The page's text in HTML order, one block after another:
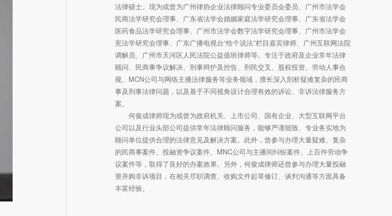
法律硕士。现为或曾为广州律协企业法律顾问专业委员会委员、广州市法学会
民商法学研究会理事、广东省法学会婚姻家庭法学研究会理事、广东省法学会
医药食品法学研究会理事、广州市法学会数字法学研究会理事、广州市法学会
宪法学研究会理事、广东广播电视台“给个说法”栏目嘉宾律师、广州互联网法院
调解员、广州市天河区人民法院公益值班律师等。专注于政府及企业常年法律
顾问、民商事争议解决、刑事辩护及控告、刑民交叉、股权投资、劳动人事合
规、MCN公司与网络主播法律服务等业务领域，擅长深入剖析疑难复杂的民商
事及刑事法律问题，以及基于不同视角设计合理有效的诉讼、非诉法律服务方
案。
何俊成律师现为或曾为政府机关、上市公司、国有企业、大型互联网平台
公司以及行业头部公司提供常年法律顾问服务，能够严谨细致、专业务实地为
顾问单位提供合理的法律意见及解决方案。此外，曾参与办理大量疑难、复杂
的民商事案件、投融资争议案件、MNC公司与主播间纠纷案件、上百件劳动争
议案件等，取得了良好的办案效果。另外，何俊成律师还曾参与办理大量投融
资并购非诉项目，在相关尽职调查、收购文件起草修订、谈判沟通等方面具备
丰富经验。